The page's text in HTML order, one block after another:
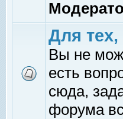
Для тех,
Вы не
есть
сюда,
форума